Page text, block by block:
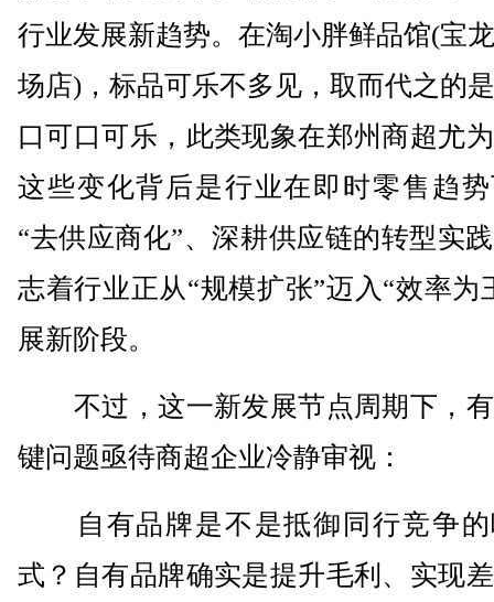
行业发展新趋势。在淘小胖鲜品馆(宝
场店)，标品可乐不多见，取而代之的
口可口可乐，此类现象在郑州商超尤
这些变化背后是行业在即时零售趋
“去供应商化”、深耕供应链的转型实
志着行业正从“规模扩张”迈入“效率为
展新阶段。
不过，这一新发展节点周期下，
键问题亟待商超企业冷静审视：
自有品牌是不是抵御同行竞争的
式？自有品牌确实是提升毛利、实现